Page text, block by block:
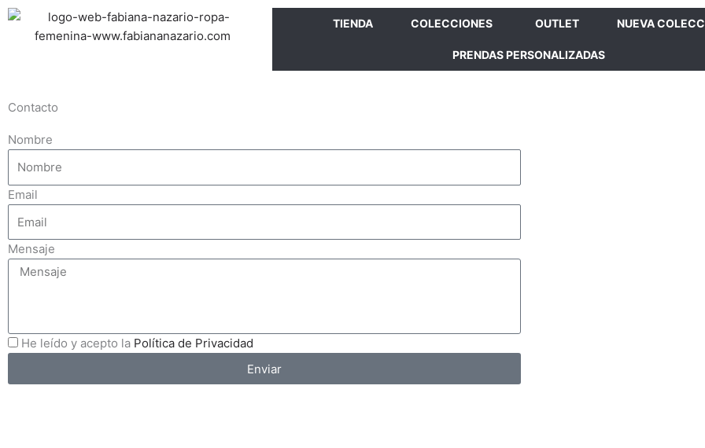
contenido
TIENDA COLECCIONES OUTLET NUEVA
PRENDAS PERSONALIZADAS
Contacto
Nombre
Email
Mensaje
He leído y acepto la Política de Privacidad
Enviar